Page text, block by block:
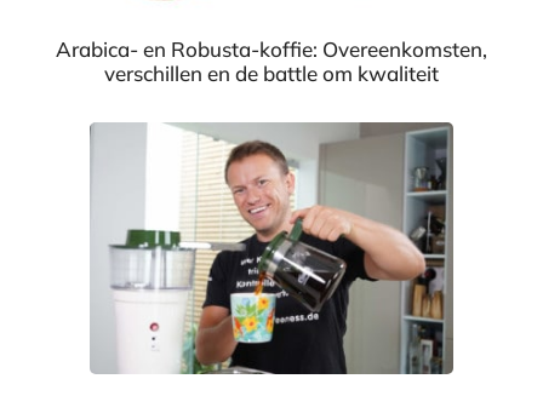
Arabica- en Robusta-koffie: Overeenkomsten,
verschillen en de battle om kwaliteit